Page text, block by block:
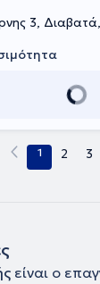
3,
1 2 3
είναι ο